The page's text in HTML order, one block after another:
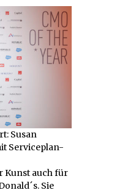
Susan
Serviceplan-
Kunst auch für
Sie